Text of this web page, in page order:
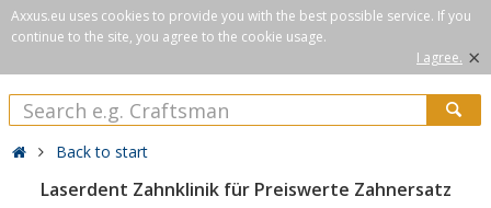
Axxus.eu uses cookies to provide you with the best possible service. If you
continue to the site, you agree to the cookie usage.
I agree. ×
Back to start
Laserdent Zahnklinik für Preiswerte Zahnersatz